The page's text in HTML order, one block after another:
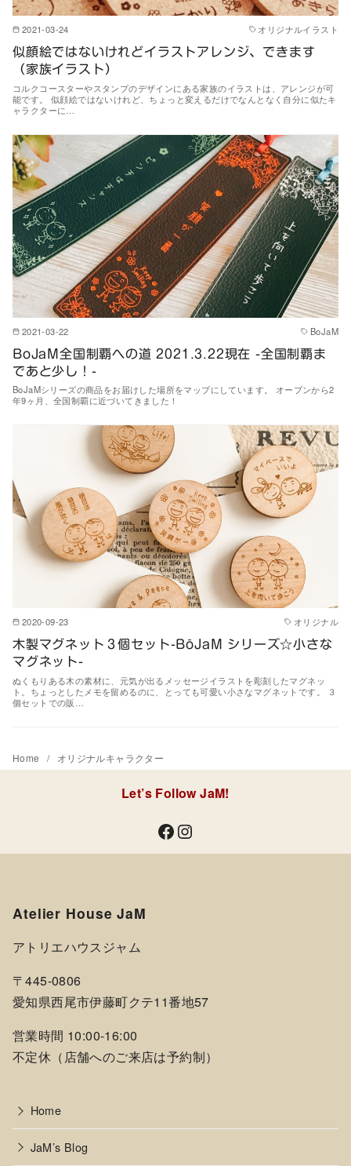
2021-03-24
オリジナルイラスト
似顔絵ではないけれどイラストアレンジ、できます
（家族イラスト）
コルクコースターやスタンプのデザインにある家族のイラストは、アレンジが可
能です。 似顔絵ではないけれど、ちょっと変えるだけでなんとなく自分に似たキ
ャラクターに…
2021-03-22
BoJaM
BoJaM全国制覇への道 2021.3.22現在 -全国制覇ま
であと少し！-
BoJaMシリーズの商品をお届けした場所をマップにしています。 オープンから2
年9ヶ月、全国制覇に近づいてきました！
2020-09-23
オリジナル
木製マグネット３個セット-BōJaM シリーズ☆小さな
マグネット-
ぬくもりある木の素材に、元気が出るメッセージイラストを彫刻したマグネッ
ト。ちょっとしたメモを留めるのに、とっても可愛い小さなマグネットです。 ３
個セットでの販…
Home オリジナルキャラクター
Let’s Follow JaM!
Facebook Instagram
Atelier House JaM
アトリエハウスジャム
〒445-0806
愛知県西尾市伊藤町クテ11番地57
営業時間 10:00-16:00
不定休（店舗へのご来店は予約制）
Home
JaM’s Blog